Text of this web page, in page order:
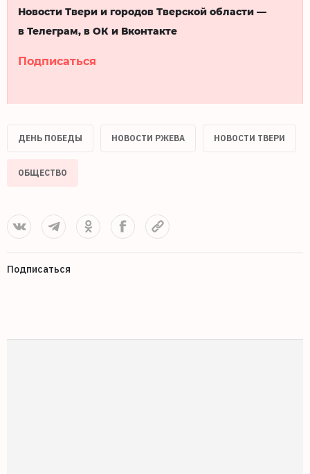
Новости Твери и городов Тверской области —
в Телеграм, в ОК и Вконтакте
Подписаться
ДЕНЬ ПОБЕДЫ НОВОСТИ РЖЕВА НОВОСТИ ТВЕРИ
ОБЩЕСТВО
Подписаться